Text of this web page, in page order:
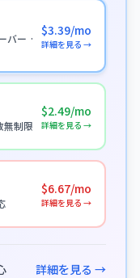
ー ·
$3.39/mo
詳細を見る →
制限
$2.49/mo
詳細を見る →
$6.67/mo
詳細を見る →
詳細を見る →